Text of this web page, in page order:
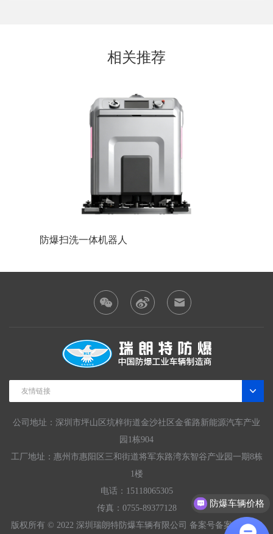
相关推荐
防爆巡检机器人
友情链接
公司地址：深圳市坪山区坑梓街道金沙社区金雀路新能源汽车产业
园1栋904
工厂地址：惠州市惠阳区三和街道将军东路湾东智谷产业园一期8栋
1楼
电话：15118065305
传真：0755-89377128
版权所有 © 2022 深圳瑞朗特防爆车辆有限公司 备案号备案号粤ICP
防爆车辆价格